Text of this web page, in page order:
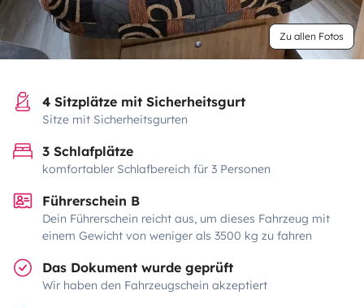
Zu allen Fotos
4 Sitzplätze mit Sicherheitsgurt
Sitze mit Sicherheitsgurten
3 Schlafplätze
komfortabler Schlafbereich für 3 Personen
Führerschein B
Dein Führerschein reicht aus, um dieses Fahrzeug mit
einem Gewicht von weniger als 3500 kg zu fahren
Das Dokument wurde geprüft
Wir haben den Fahrzeugschein akzeptiert